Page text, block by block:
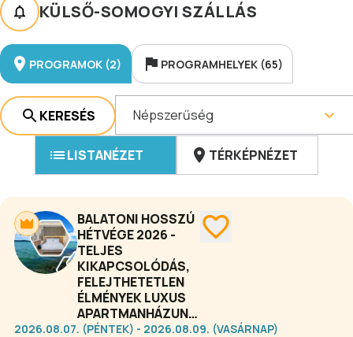
KÜLSŐ-SOMOGYI SZÁLLÁS
PROGRAMOK (2) PROGRAMHELYEK (65)
KERESÉS Népszerűség
LISTANÉZET TÉRKÉPNÉZET
BALATONI HOSSZÚ
HÉTVÉGE 2026 -
TELJES
KIKAPCSOLÓDÁS,
FELEJTHETETLEN
ÉLMÉNYEK LUXUS
APARTMANHÁZUNKBAN
2026.08.07. (PÉNTEK) - 2026.08.09. (VASÁRNAP)